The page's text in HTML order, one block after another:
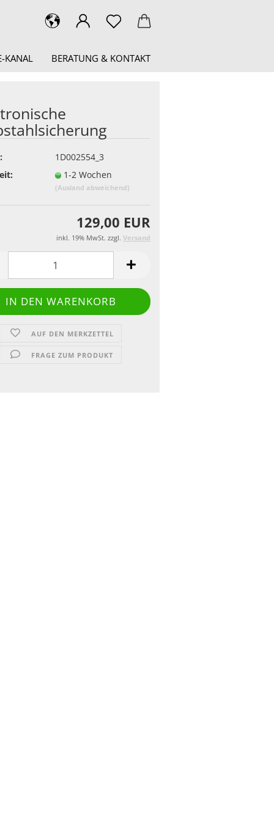
KANAL BERATUNG & KONTAKT
1D002554_3
1-2 Wochen
(Ausland abweichend)
129,00 EUR
inkl. 19% MwSt. zzgl. Versand
AUF DEN MERKZETTEL
FRAGE ZUM PRODUKT